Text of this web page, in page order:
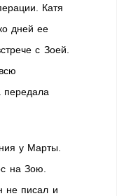
Катя
дней ее
с Зоей.
у Марты.
на Зою.
не писал и